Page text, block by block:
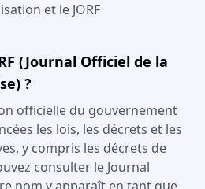
et le JORF
(Journal Officiel de la
?
officielle du gouvernement
les lois, les décrets et les
y compris les décrets de
consulter le Journal